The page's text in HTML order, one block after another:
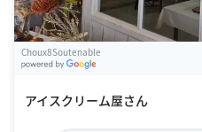
Choux8Soutenable
アイスクリーム屋さん